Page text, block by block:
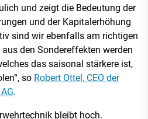
und zeigt die Bedeutung der
und der Kapitalerhöhung
sind wir ebenfalls am richtigen
den Sondereffekten werden
das saisonal stärkere ist,
so Robert Ottel, CEO der
.
bleibt hoch.